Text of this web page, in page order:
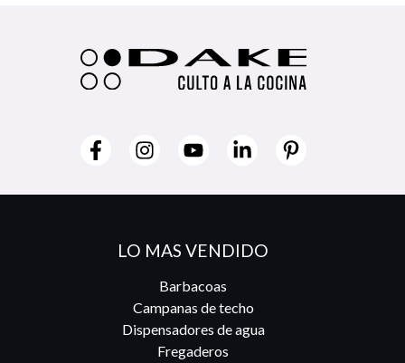
LO MAS VENDIDO
Barbacoas
Campanas de techo
Dispensadores de agua
Fregaderos